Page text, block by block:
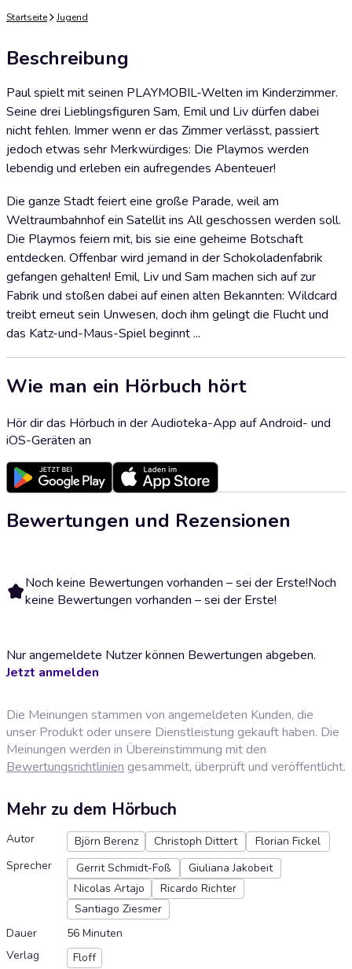
Startseite Jugend
Beschreibung
Paul spielt mit seinen PLAYMOBIL-Welten im Kinderzimmer.
Seine drei Lieblingsfiguren Sam, Emil und Liv dürfen dabei
nicht fehlen. Immer wenn er das Zimmer verlässt, passiert
jedoch etwas sehr Merkwürdiges: Die Playmos werden
lebendig und erleben ein aufregendes Abenteuer!
Die ganze Stadt feiert eine große Parade, weil am
Weltraumbahnhof ein Satellit ins All geschossen werden soll.
Die Playmos feiern mit, bis sie eine geheime Botschaft
entdecken. Offenbar wird jemand in der Schokoladenfabrik
gefangen gehalten! Emil, Liv und Sam machen sich auf zur
Fabrik und stoßen dabei auf einen alten Bekannten: Wildcard
treibt erneut sein Unwesen, doch ihm gelingt die Flucht und
das Katz-und-Maus-Spiel beginnt ...
Wie man ein Hörbuch hört
Hör dir das Hörbuch in der Audioteka-App auf Android- und
iOS-Geräten an
Bewertungen und Rezensionen
Noch keine Bewertungen vorhanden – sei der Erste!Noch
keine Bewertungen vorhanden – sei der Erste!
Nur angemeldete Nutzer können Bewertungen abgeben.
Jetzt anmelden
Die Meinungen stammen von angemeldeten Kunden, die
unser Produkt oder unsere Dienstleistung gekauft haben. Die
Meinungen werden in Übereinstimmung mit den
Bewertungsrichtlinien gesammelt, überprüft und veröffentlicht.
Mehr zu dem Hörbuch
Autor Björn Berenz Christoph Dittert
Florian Fickel
Sprecher
Gerrit Schmidt-Foß
Giuliana Jakobeit
Nicolas Artajo
Ricardo Richter
Santiago Ziesmer
Dauer
56 Minuten
Verlag
Floff